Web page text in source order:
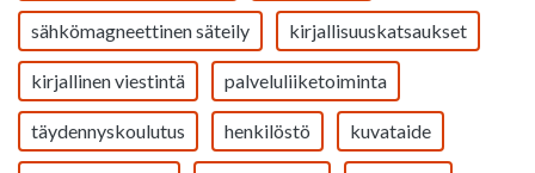
sähkömagneettinen säteily kirjallisuuskatsaukset
kirjallinen viestintä palveluliiketoiminta
täydennyskoulutus henkilöstö kuvataide